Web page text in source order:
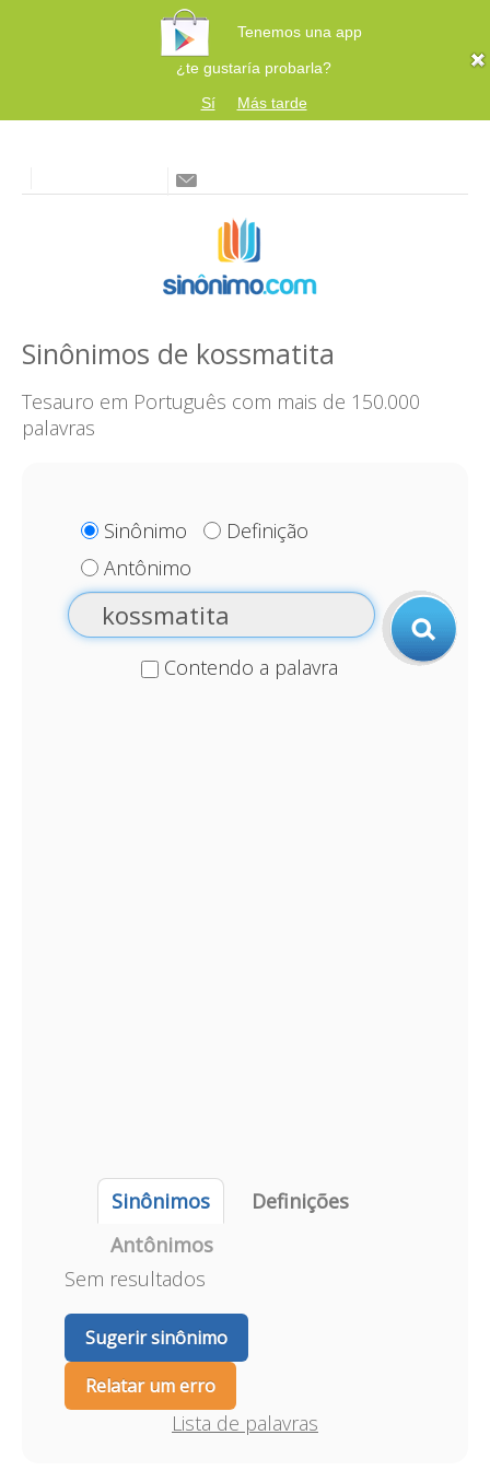
Tenemos una app
¿te gustaría probarla?
Sí
Más tarde
Sinônimos de kossmatita
Tesauro em Português com mais de 150.000
palavras
Sinônimo
Definição
Antônimo
Contendo a palavra
Sinônimos
Definições
Antônimos
Sem resultados
Sugerir sinônimo
Relatar um erro
Lista de palavras